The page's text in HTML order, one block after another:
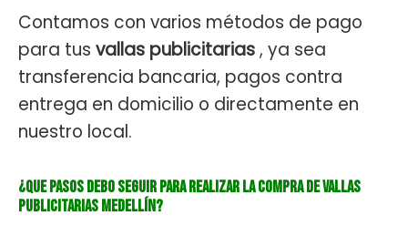
Contamos con varios métodos de pago
para tus vallas publicitarias, ya sea
transferencia bancaria, pagos contra
entrega en domicilio o directamente en
nuestro local.
¿Que pasos debo seguir para realizar la compra de Vallas
Publicitarias Medellín?